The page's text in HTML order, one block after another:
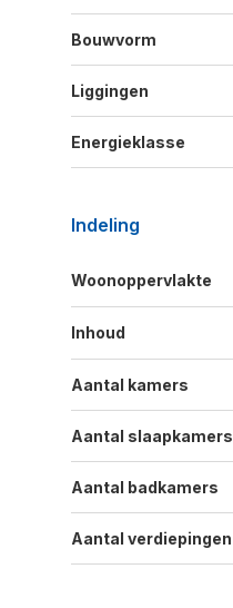
Bouwvorm
Liggingen
Energieklasse
Indeling
Woonoppervlakte
Inhoud
Aantal kamers
Aantal slaapkamers
Aantal badkamers
Aantal verdiepingen